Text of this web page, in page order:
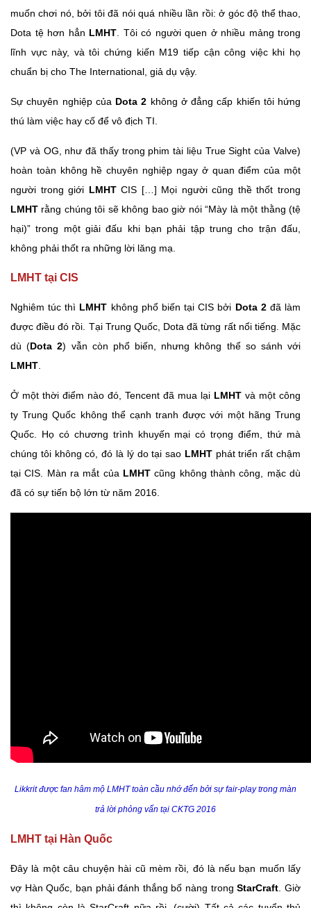
muốn chơi nó, bởi tôi đã nói quá nhiều lần rồi: ở góc độ thể thao,
Dota tệ hơn hẳn LMHT . Tôi có người quen ở nhiều mảng trong
lĩnh vực này, và tôi chứng kiến M19 tiếp cận công việc khi họ
chuẩn bị cho The International, giả dụ vậy.
Sự chuyên nghiệp của Dota 2 không ở đẳng cấp khiến tôi hứng
thú làm việc hay cố để vô địch TI.
(VP và OG, như đã thấy trong phim tài liệu True Sight của Valve)
hoàn toàn không hề chuyên nghiệp ngay ở quan điểm của một
người trong giới LMHTCIS […] Mọi người cũng thề thốt trong
LMHT rằng chúng tôi sẽ không bao giờ nói “Mày là một thằng (tệ
hại)” trong một giải đấu khi bạn phải tập trung cho trận đấu,
không phải thốt ra những lời lăng mạ.
LMHT tại CIS
Nghiêm túc thì LMHT không phổ biến tại CIS bởi Dota 2đã làm
được điều đó rồi. Tại Trung Quốc, Dota đã từng rất nổi tiếng. Mặc
dù (Dota 2) vẫn còn phổ biến, nhưng không thể so sánh với
LMHT
Ở một thời điểm nào đó, Tencent đã mua lại LMHT và một công
ty Trung Quốc không thể cạnh tranh được với một hãng Trung
Quốc. Họ có chương trình khuyến mại có trọng điểm, thứ mà
chúng tôi không có, đó là lý do tại sao LMHTphát triển rất chậm
tại CIS. Màn ra mắt của LMHT cũng không thành công, mặc dù
đã có sự tiến bộ lớn từ năm 2016.
Likkrit được fan hâm mộ LMHT toàn cầu nhớ đến bởi sự fair-play trong màn
trả lời phỏng vấn tại CKTG 2016
LMHT tại Hàn Quốc
Đây là một câu chuyện hài cũ mèm rồi, đó là nếu bạn muốn lấy
vợ Hàn Quốc, bạn phải đánh thắng bố nàng trongStarCraft . Giờ